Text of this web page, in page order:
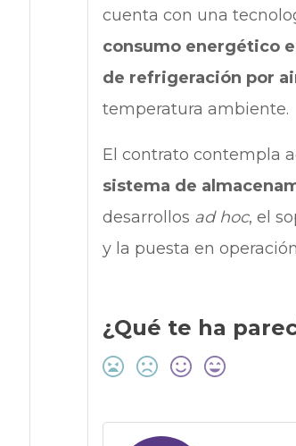
cuenta con una
consumo energético
de refrigeración por
temperatura ambiente.
El contrato contempla
sistema de
desarrollos ad hoc, el
y la puesta en
¿Qué te ha